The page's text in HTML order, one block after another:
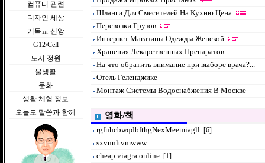
컴퓨터 관련
디자인 세상
기독교 신앙
G12/Cell
도시 정원
물생활
문화
생활 체험 정보
오늘도 말씀과 함께
Шланги Для Смесителей На Кухню Цена
Перевозки Грузов
Интернет Магазины Одежды Женской
Хранения Лекарственных Препаратов
На что обратить внимание при выборе врача?...
Отель Геленджике
Монтаж Системы Водоснабжения В Москве
영화/책
rgfnhcbwqdbfthgNexMeemiagll [6]
sxvnnltvmwww
cheap viagra online [1]